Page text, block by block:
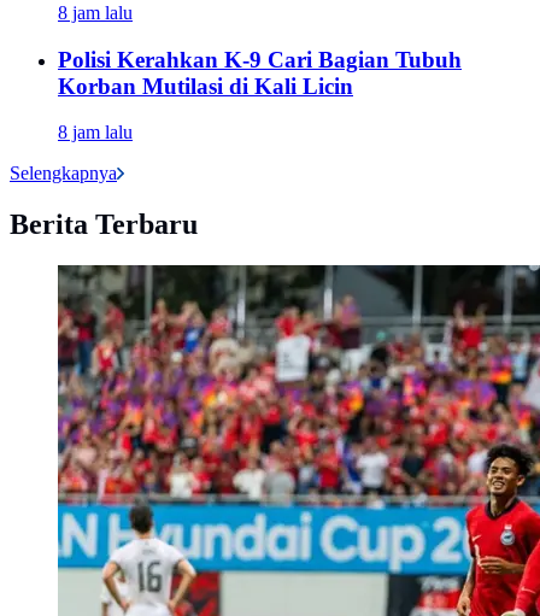
8 jam lalu
Polisi Kerahkan K-9 Cari Bagian Tubuh
Korban Mutilasi di Kali Licin
8 jam lalu
Selengkapnya
Berita Terbaru